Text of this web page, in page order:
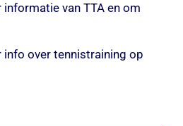
van TTA en om
over tennistraining op